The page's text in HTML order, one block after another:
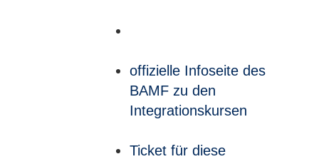
offizielle Infoseite des
BAMF zu den
Integrationskursen
Ticket für diese